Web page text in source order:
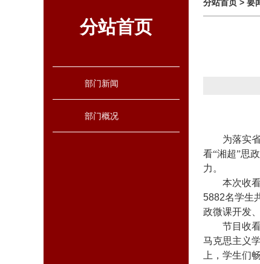
分站首页
部门新闻
部门概况
分站首页 > 要
为落实
看“湘超”思
力。
本次收
5882名学生
政微课开发
节目收
马克思主义
上，学生们